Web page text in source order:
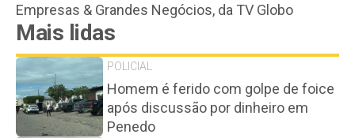
Empresas & Grandes Negócios, da TV Globo
Mais lidas
POLICIAL
Homem é ferido com golpe de foice
após discussão por dinheiro em
Penedo